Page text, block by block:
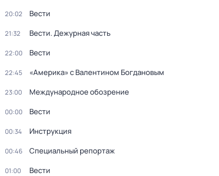
20:02 Вести
21:32 Вести. Дежурная часть
22:00 Вести
22:45 «Америка» с Валентином Богдановым
23:00 Международное обозрение
00:00 Вести
00:34 Инструкция
00:46 Специальный репортаж
01:00 Вести